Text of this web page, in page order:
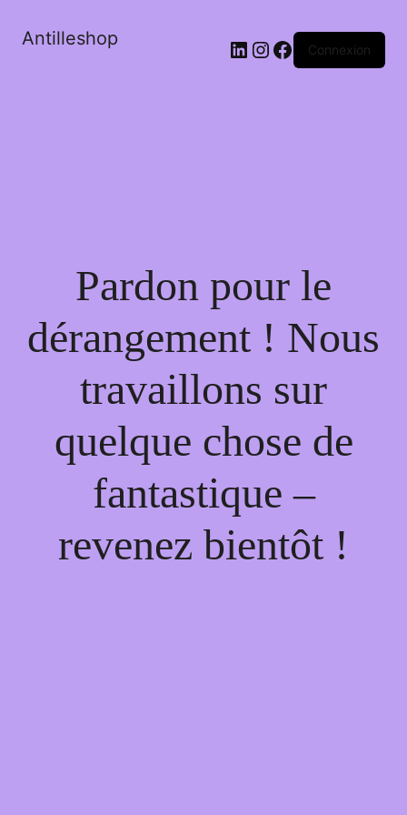
Antilleshop LinkedIn
Instagram
Facebook
Connexion
Pardon pour le
dérangement ! Nous
travaillons sur
quelque chose de
fantastique –
revenez bientôt !